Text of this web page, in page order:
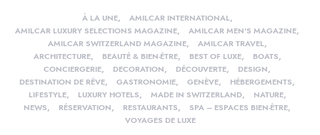
À LA UNE
AMILCAR INTERNATIONAL
AMILCAR LUXURY SELECTIONS MAGAZINE
AMILCAR MEN'S MAGAZINE
AMILCAR SWITZERLAND MAGAZINE
AMILCAR TRAVEL
ARCHITECTURE
BEAUTÉ & BIEN-ÊTRE BEST OF LUXE
BOATS
CONCIERGERIE
DECORATION DÉCOUVERTE
DESIGN
DESTINATION DE RÊVE
GASTRONOMIE GENÈVE
HÉBERGEMENTS
LIFESTYLE
LUXURY HOTELS MADE IN SWITZERLAND
NATURE
NEWS
RÉSERVATION RESTAURANTS
SPA – ESPACES BIEN-ÊTRE
VOYAGES DE LUXE